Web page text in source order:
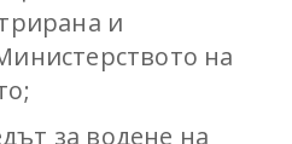
и
на
за водене на